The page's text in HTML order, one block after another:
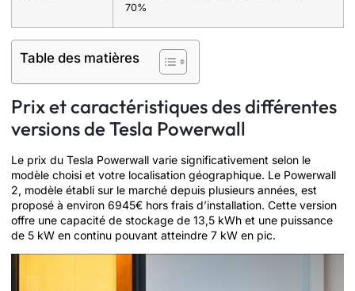
70%
Table des matières
Prix et caractéristiques des différentes
versions de Tesla Powerwall
Le prix du Tesla Powerwall varie significativement selon le
modèle choisi et votre localisation géographique. Le Powerwall
2, modèle établi sur le marché depuis plusieurs années, est
proposé à environ 6945€ hors frais d’installation. Cette version
offre une capacité de stockage de 13,5 kWh et une puissance
de 5 kW en continu pouvant atteindre 7 kW en pic.